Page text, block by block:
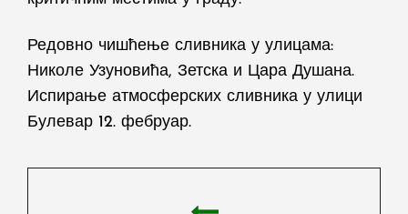
Редовно чишћење сливника у улицама:
Николе Узуновића, Зетска и Цара Душана.
Испирање атмосферских сливника у улици
Булевар 12. фебруар.